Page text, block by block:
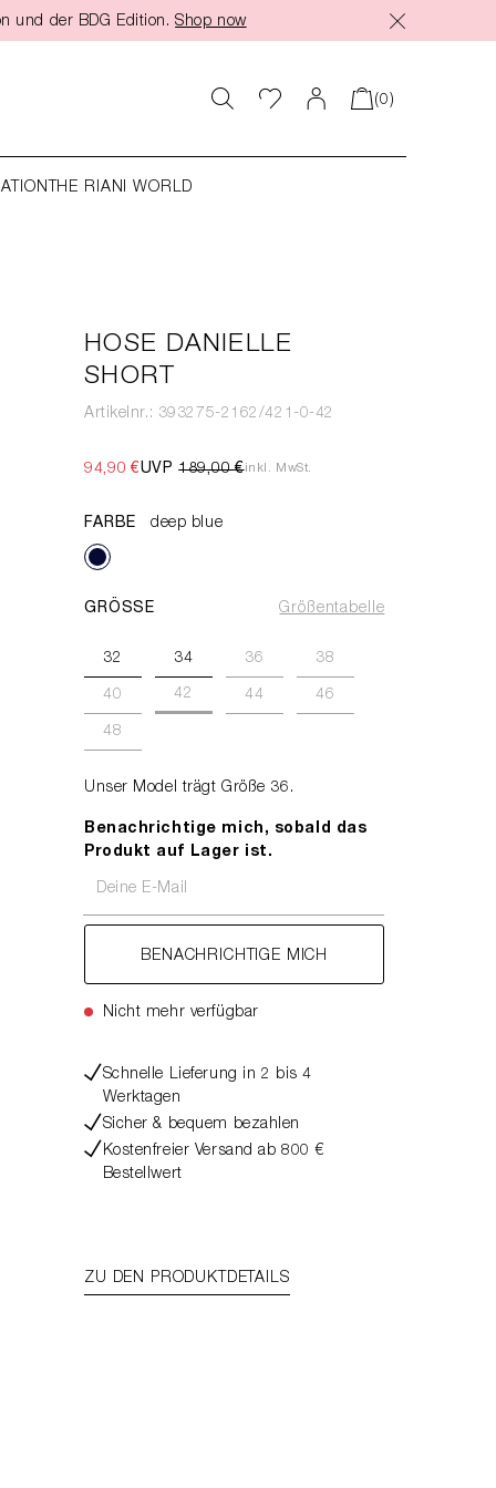
und der BDG Edition. Shop now
(0)
THE RIANI WORLD
HOSE DANIELLE
SHORT
Artikelnr.: 393275-2162/421-0-42
94,90 €UVP189,00 €inkl. MwSt.
FARBE deep blue
GRÖSSE Größentabelle
32 34 36 38
40 42 44 46
48
Unser Model trägt Größe 36.
Benachrichtige mich, sobald das
Produkt auf Lager ist.
BENACHRICHTIGE MICH
Nicht mehr verfügbar
Schnelle Lieferung in 2 bis 4
Werktagen
Sicher & bequem bezahlen
Kostenfreier Versand ab 800 €
Bestellwert
ZU DEN PRODUKTDETAILS